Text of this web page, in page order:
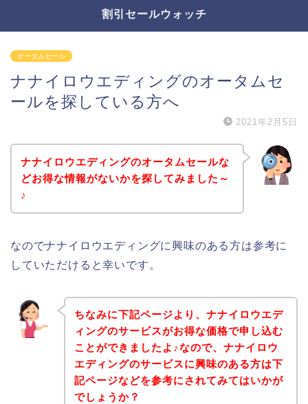
割引セールウォッチ
オータムセール
ナナイロウエディングのオータムセ
ールを探している方へ
2021年2月5日
ナナイロウエディングのオータムセールな
どお得な情報がないかを探してみました～
♪
なのでナナイロウエディングに興味のある方は参考に
していただけると幸いです。
ちなみに下記ページより、ナナイロウエデ
ィングのサービスがお得な価格で申し込む
ことができましたよ♪なので、ナナイロウ
エディングのサービスに興味のある方は下
記ページなどを参考にされてみてはいかが
でしょうか？